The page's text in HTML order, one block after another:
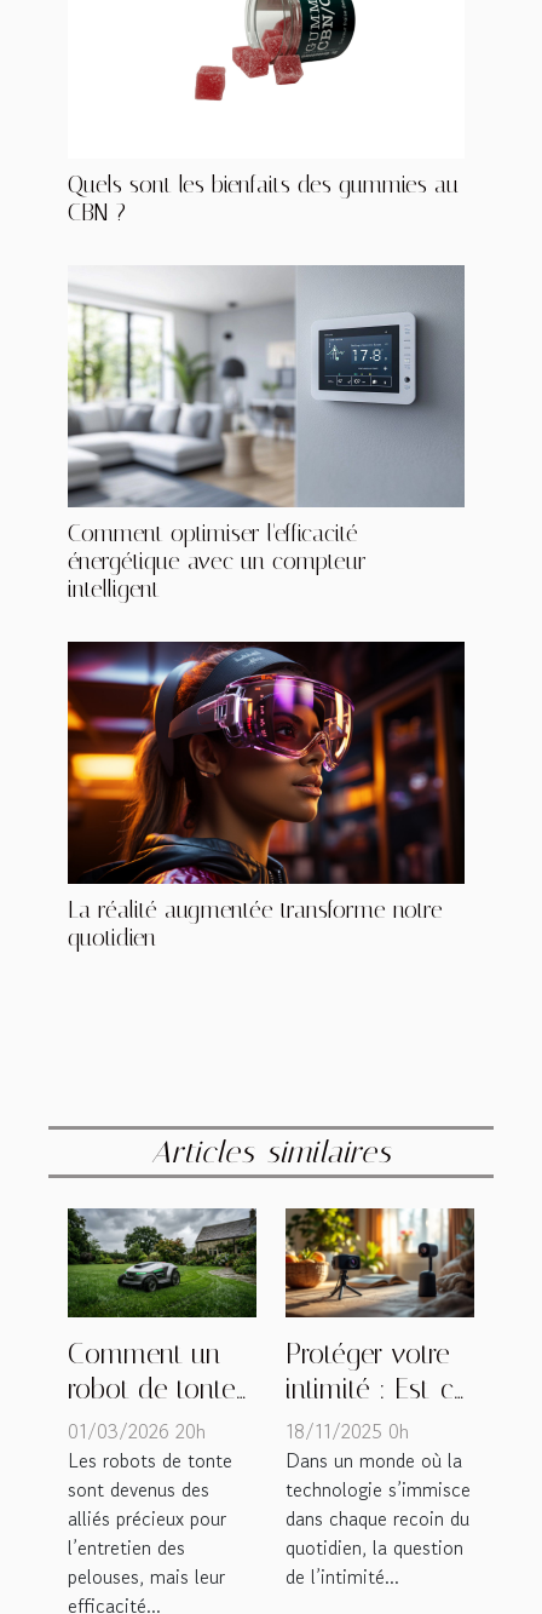
Quels sont les bienfaits des gummies au
CBN ?
Comment optimiser l'efficacité
énergétique avec un compteur
intelligent
La réalité augmentée transforme notre
quotidien
Articles similaires
Comment un
robot de tonte
gère-t-il les
intempéries ?
01/03/2026 20h
Les robots de tonte
sont devenus des
alliés précieux pour
l’entretien des
pelouses, mais leur
efficacité...
Protéger votre
intimité : Est-ce
que les
caméras
discrètes sont
éthiques ?
18/11/2025 0h
Dans un monde où la
technologie s’immisce
dans chaque recoin du
quotidien, la question
de l’intimité...